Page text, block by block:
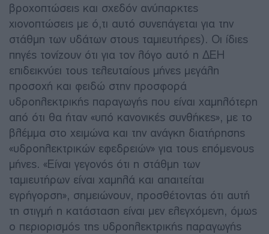
βροχοπτώσεις και σχεδόν ανύπαρκτες
χιονοπτώσεις με ό,τι αυτό συνεπάγεται για την
στάθμη των υδάτων στους ταμιευτήρες). Οι ίδιες
πηγές τονίζουν ότι για τον λόγο αυτό η ΔΕΗ
επιδεικνύει τους τελευταίους μήνες μεγάλη
προσοχή και φειδώ στην προσφορά
υδροηλεκτρικής παραγωγής που είναι χαμηλότερη
από ότι θα ήταν «υπό κανονικές συνθήκες», με το
βλέμμα στο χειμώνα και την ανάγκη διατήρησης
«υδροηλεκτρικών εφεδρειών» για τους επόμενους
μήνες. «Είναι γεγονός ότι η στάθμη των
ταμιευτήρων είναι χαμηλά και απαιτείται
εγρήγορση», σημειώνουν, προσθέτοντας ότι αυτή
τη στιγμή η κατάσταση είναι μεν ελεγχόμενη, όμως
ο περιορισμός της υδροηλεκτρικής παραγωγής